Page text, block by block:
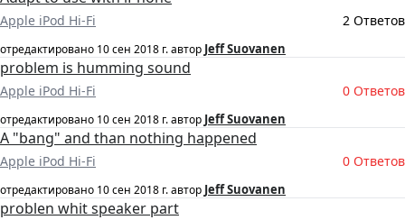
Apple iPod Hi-Fi 2 Ответов
отредактировано 10 сен 2018 г.автор Jeff Suovanen
problem is humming sound
Apple iPod Hi-Fi 0 Ответов
отредактировано 10 сен 2018 г.автор Jeff Suovanen
A "bang" and than nothing happened
Apple iPod Hi-Fi 0 Ответов
отредактировано 10 сен 2018 г.автор Jeff Suovanen
problen whit speaker part